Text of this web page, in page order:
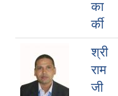
का
र्की
श्री
राम
जी